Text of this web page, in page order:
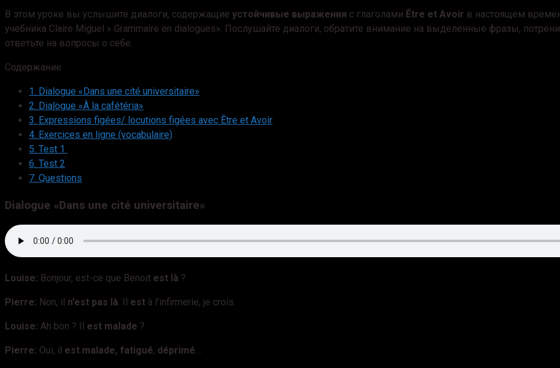
В этом уроке вы услышите диалоги, содержащие устойчивые выражения с глаголами Être et Аvoir в настоящем
учебника Claire Miguel » Grammaire en dialogues». Послушайте диалоги, обратите внимание на выделенные фразы,
ответьте на вопросы о себе.
Содержание
1. Dialogue «Dans une cité universitaire»
2. Dialogue «À la cafétéria»
3. Expressions figées/ locutions figées avec Être et Avoir
4. Exercices en ligne (vocabulaire)
5. Теst 1
6. Теst 2
7. Questions
Dialogue «Dans une cité universitaire»
Louise: Bonjour, est-ce que Benoit est là ?
Pierre: Non, il n’est pas là. Il est à l’infirmerie, je crois.
Louise: Ah bon ? Il est malade ?
Pierre: Oui, il est malade, fatigué, déprimé…